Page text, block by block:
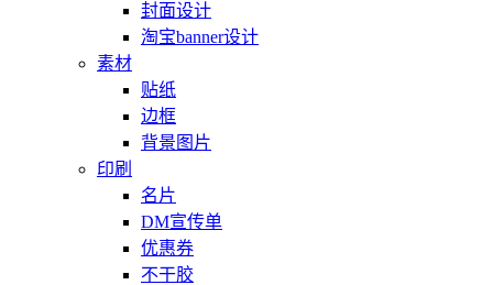
封面设计
淘宝banner设计
素材
贴纸
边框
背景图片
印刷
名片
DM宣传单
优惠券
不干胶